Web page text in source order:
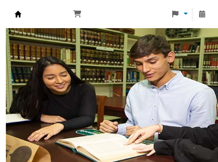
Biblioteca Universidad Monteávila